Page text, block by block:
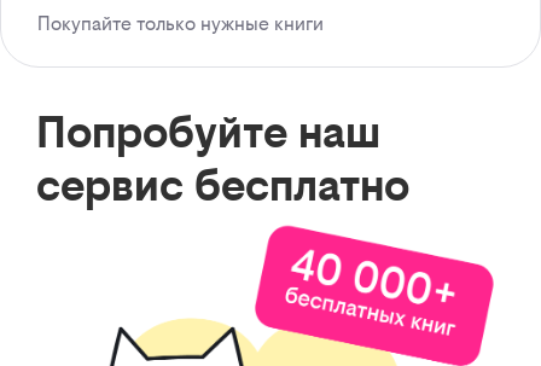
Покупайте только нужные книги
Попробуйте наш
сервис бесплатно